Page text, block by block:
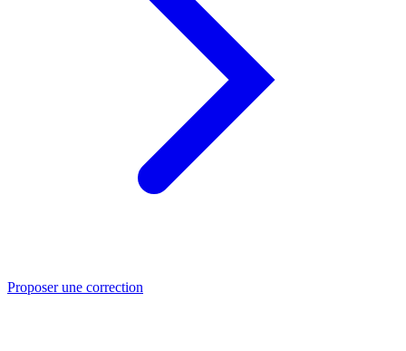
Proposer une correction